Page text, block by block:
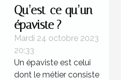
Qu’est-ce qu’un
épaviste ?
Mardi 24 octobre 2023
20:33
Un épaviste est celui
dont le métier consiste